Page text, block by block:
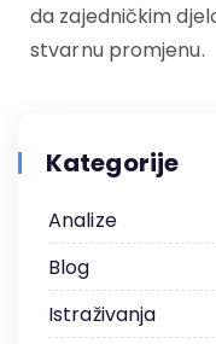
da zajedničkim
stvarnu promjenu.
Kategorije
Analize
Blog
Istraživanja